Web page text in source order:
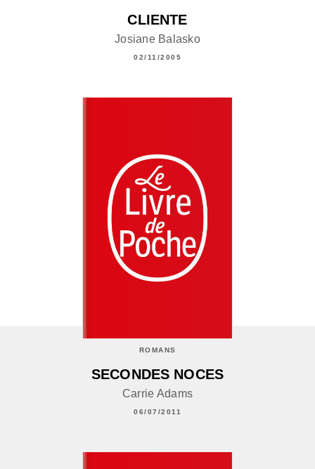
CLIENTE
Josiane Balasko
02/11/2005
ROMANS
SECONDES NOCES
Carrie Adams
06/07/2011